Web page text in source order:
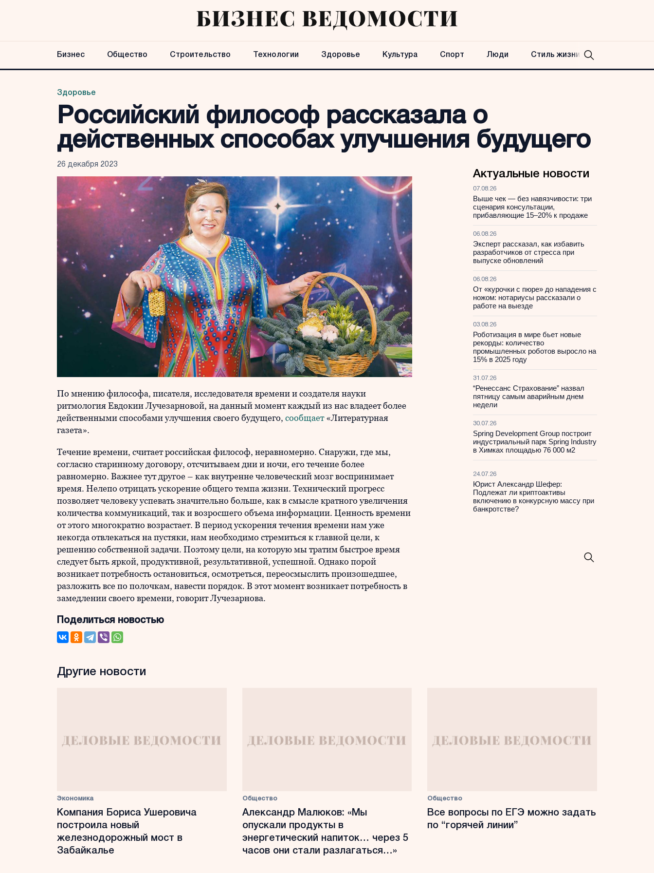
Бизнес Общество Строительство Технологии Здоровье Культура Спорт Люди Стиль жизни
Здоровье
Российский философ рассказала о
действенных способах улучшения будущего
26 декабря 2023
По мнению философа, писателя, исследователя времени и создателя науки
ритмология Евдокии Лучезарновой, на данный момент каждый из нас владеет более
действенными способами улучшения своего будущего, сообщает«Литературная
газета».
Течение времени, считает российская философ, неравномерно. Снаружи, где мы,
согласно старинному договору, отсчитываем дни и ночи, его течение более
равномерно. Важнее тут другое – как внутренне человеческий мозг воспринимает
время. Нелепо отрицать ускорение общего темпа жизни. Технический прогресс
позволяет человеку успевать значительно больше, как в смысле кратного увеличения
количества коммуникаций, так и возросшего объема информации. Ценность времени
от этого многократно возрастает. В период ускорения течения времени нам уже
некогда отвлекаться на пустяки, нам необходимо стремиться к главной цели, к
решению собственной задачи. Поэтому цели, на которую мы тратим быстрое время
следует быть яркой, продуктивной, результативной, успешной. Однако порой
возникает потребность остановиться, осмотреться, переосмыслить произошедшее,
разложить все по полочкам, навести порядок. В этот момент возникает потребность в
замедлении своего времени, говорит Лучезарнова.
Поделиться новостью
Актуальные новости
07.08.26
Выше чек — без навязчивости: три
сценария консультации,
прибавляющие 15–20% к продаже
06.08.26
Эксперт рассказал, как избавить
разработчиков от стресса при
выпуске обновлений
06.08.26
От «курочки с пюре» до нападения с
ножом: нотариусы рассказали о
работе на выезде
03.08.26
Роботизация в мире бьет новые
рекорды: количество
промышленных роботов выросло на
15% в 2025 году
31.07.26
“Ренессанс Страхование” назвал
пятницу самым аварийным днем
недели
30.07.26
Spring Development Group построит
индустриальный парк Spring Industry
в Химках площадью 76 000 м2
24.07.26
Юрист Александр Шефер:
Подлежат ли криптоактивы
включению в конкурсную массу при
банкротстве?
Другие новости
Экономика
Компания Бориса Ушеровича
построила новый
железнодорожный мост в
Забайкалье
Общество
Александр Малюков: «Мы
опускали продукты в
энергетический напиток… через 5
часов они стали разлагаться…»
Общество
Все вопросы по ЕГЭ можно задать
по “горячей линии”